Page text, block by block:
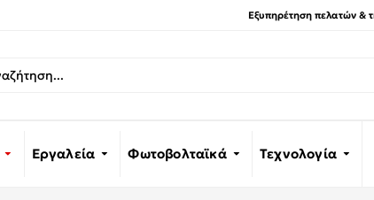
Εξυπηρέτηση πελατών &
Εργαλεία Φωτοβολταϊκά Τεχνολογία